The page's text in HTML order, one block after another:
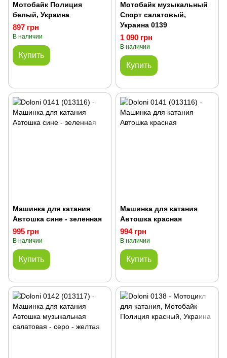
Мотобайк Полиция
белый, Украина
897 грн
В наличии
Купить
Мотобайк музыкальный
Спорт салатовый,
Украина 0139
1 090 грн
В наличии
Купить
Машинка для катания
Автошка сине - зеленная
995 грн
В наличии
Купить
Машинка для катания
Автошка красная
994 грн
В наличии
Купить